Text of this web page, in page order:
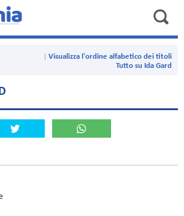
Visualizza l'ordine alfabetico dei titoli
Tutto su Ida Gard